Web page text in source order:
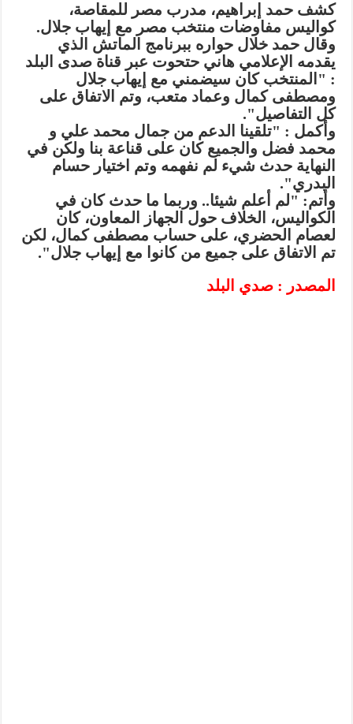
كشف حمد إبراهيم، مدرب مصر للمقاصة،
كواليس مفاوضات منتخب مصر مع إيهاب جلال.
وقال حمد خلال حواره ببرنامج الماتش الذي
يقدمه الإعلامي هاني حتحوت عبر قناة صدى البلد
: "المنتخب كان سيضمني مع إيهاب جلال
ومصطفى كمال وعماد متعب، وتم الاتفاق على
كل التفاصيل".
وأكمل : "تلقينا الدعم من جمال محمد علي و
محمد فضل والجميع كان على قناعة بنا ولكن في
النهاية حدث شيء لم نفهمه وتم اختيار حسام
البدري".
وأتم: "لم أعلم شيئا.. وربما ما حدث كان في
الكواليس، الخلاف حول الجهاز المعاون، كان
لعصام الحضري، على حساب مصطفى كمال، لكن
تم الاتفاق على جميع من كانوا مع إيهاب جلال".
المصدر : صدي البلد